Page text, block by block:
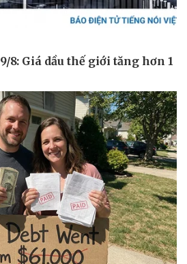
Thị trường
Giá vàng
Tiêu dùng
Tỷ giá
Chứng khoán
Giá cà phê